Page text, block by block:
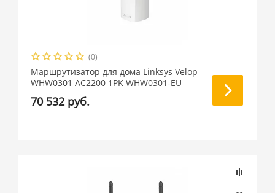
(0)
Маршрутизатор для дома Linksys Velop
WHW0301 AC2200 1PK WHW0301-EU
70 532 руб.